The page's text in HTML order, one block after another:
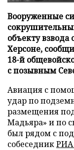
Вооруженные
объекту
Херсоне,
18-й
с позывным
Авиация с
удар по
размещения
Мадьяра» и по
был рядом с
собеседникРИА